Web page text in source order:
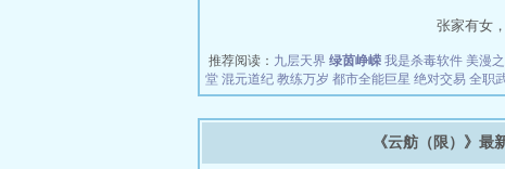
张家有女
推荐阅读： 九层天界 绿茵峥嵘 我是杀毒软件 美漫
堂 混元道纪 教练万岁 都市全能巨星 绝对交易 全职
《云舫（限）》最